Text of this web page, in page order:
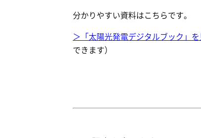
分かりやすい資料はこちらです。
＞「太陽光発電デジタルブック」を
できます）